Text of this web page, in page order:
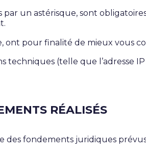
un astérisque, sont
pour finalité de mieux vous
techniques (telle que l’adresse
RÉALISÉS
des fondements juridiques